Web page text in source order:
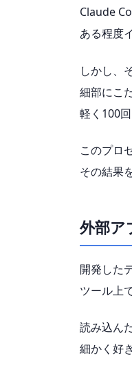
Claude
ある程度
しかし、
細部にこ
軽く100
このプロ
その結果
外部ア
開発した
ツール上
読み込ん
細かく好